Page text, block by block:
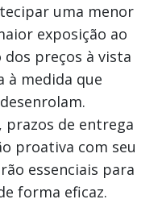
uma menor
exposição ao
preços à vista
à medida que
prazos de entrega
proativa com seu
essenciais para
forma eficaz.